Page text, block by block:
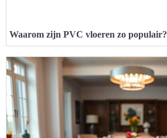
Waarom zijn PVC vloeren zo populair?